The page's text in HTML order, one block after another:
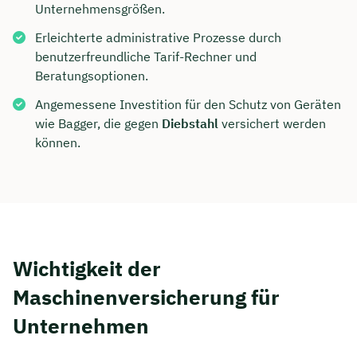
Unternehmensgrößen.
Erleichterte administrative Prozesse durch
benutzerfreundliche Tarif-Rechner und
Beratungsoptionen.
Angemessene Investition für den Schutz von Geräten
wie Bagger, die gegen Diebstahl versichert werden
können.
Wichtigkeit der
Maschinenversicherung für
Unternehmen